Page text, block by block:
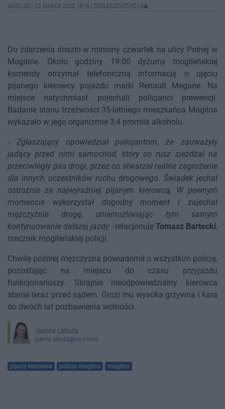
MOGILNO 22 MARCA 2022 18:16 SPOŁECZEŃSTWO
Do zdarzenia doszło w miniony czwartek na ulicy Polnej w
Mogilnie. Około godziny 19:00 dyżurny mogileńskiej
komendy otrzymał telefoniczną informację o ujęciu
pijanego kierowcy pojazdu marki Renault Megane. Na
miejsce natychmiast pojechali policjanci prewencji.
Badanie stanu trzeźwości 35-letniego mieszkańca Mogilna
wykazało w jego organizmie 3,4 promila alkoholu.
- Zgłaszający opowiedział policjantom, że zauważyły
jadący przed nimi samochód, który co rusz zjeżdżał na
przeciwległy pas drogi, przez co stwarzał realne zagrożenie
dla innych uczestników ruchu drogowego. Świadek jechał
ostrożnie za najwyraźniej pijanym kierowcą. W pewnym
momencie wykorzystał dogodny moment i zajechał
mężczyźnie drogę, uniemożliwiając tym samym
kontynuowanie dalszej jazdy- relacjonuje Tomasz Bartecki,
rzecznik mogileńskiej policji.
Chwilę później mężczyzna powiadomił o wszystkim policję,
pozostając na miejscu do czasu przyjazdu
funkcjonariuszy. Skrajnie nieodpowiedzialny kierowca
stanie teraz przed sądem. Grozi mu wysoka grzywna i kara
do dwóćh lat pozbawienia wolności.
Joanna Labuda
joanna.labuda@ino.online
pijany kierowca policja mogilno mogilno